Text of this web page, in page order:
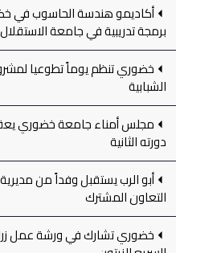
أكاديمو هندسة الحاسوب في
برمجة تدريبية في جامعة الاستقلال
خضوري تنظم يوماً تطوعيا
الشبابية
مجلس أمناء جامعة خضوري
دورته الثانية
أبو الرب يستقبل وفداً من
التعاون المشترك
خضوري تشارك في ورشة عمل